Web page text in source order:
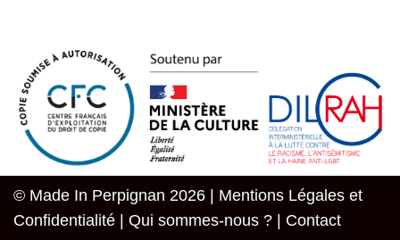
© Made In Perpignan 2026 | Mentions Légales et
Confidentialité
Qui sommes-nous ? Contact